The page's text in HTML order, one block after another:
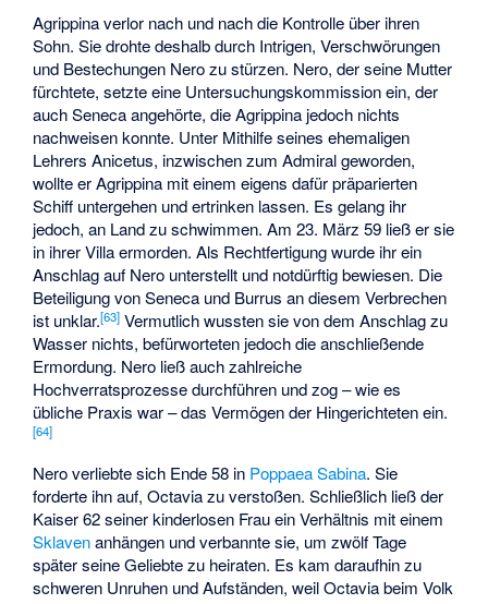
Agrippina verlor nach und nach die Kontrolle über ihren
Sohn. Sie drohte deshalb durch Intrigen, Verschwörungen
und Bestechungen Nero zu stürzen. Nero, der seine Mutter
fürchtete, setzte eine Untersuchungskommission ein, der
auch Seneca angehörte, die Agrippina jedoch nichts
nachweisen konnte. Unter Mithilfe seines ehemaligen
Lehrers Anicetus, inzwischen zum Admiral geworden,
wollte er Agrippina mit einem eigens dafür präparierten
Schiff untergehen und ertrinken lassen. Es gelang ihr
jedoch, an Land zu schwimmen. Am 23. März 59 ließ er sie
in ihrer Villa ermorden. Als Rechtfertigung wurde ihr ein
Anschlag auf Nero unterstellt und notdürftig bewiesen. Die
Beteiligung von Seneca und Burrus an diesem Verbrechen
ist unklar.[63] Vermutlich wussten sie von dem Anschlag zu
Wasser nichts, befürworteten jedoch die anschließende
Ermordung. Nero ließ auch zahlreiche
Hochverratsprozesse durchführen und zog – wie es
übliche Praxis war – das Vermögen der Hingerichteten ein.
[64]
Nero verliebte sich Ende 58 in Poppaea Sabina. Sie
forderte ihn auf, Octavia zu verstoßen. Schließlich ließ der
Kaiser 62 seiner kinderlosen Frau ein Verhältnis mit einem
Sklavenanhängen und verbannte sie, um zwölf Tage
später seine Geliebte zu heiraten. Es kam daraufhin zu
schweren Unruhen und Aufständen, weil Octavia beim Volk